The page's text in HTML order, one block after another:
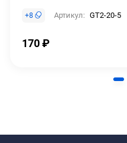
+8 Артикул: GT2-20-5
170₽